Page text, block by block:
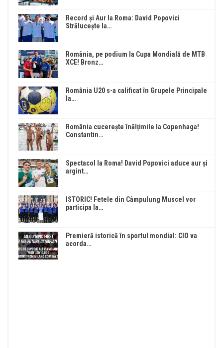
Record și Aur la Roma: David Popovici
Strălucește la…
România, pe podium la Cupa Mondială de MTB
XCE! Bronz…
România U20 s-a calificat în Grupele Principale
la…
România cucerește înălțimile la Copenhaga!
Constantin…
Spectacol la Roma! David Popovici aduce aur și
argint…
ISTORIC! Fetele din Câmpulung Muscel vor
participa la…
Premieră istorică în sportul mondial: CIO va
acorda…